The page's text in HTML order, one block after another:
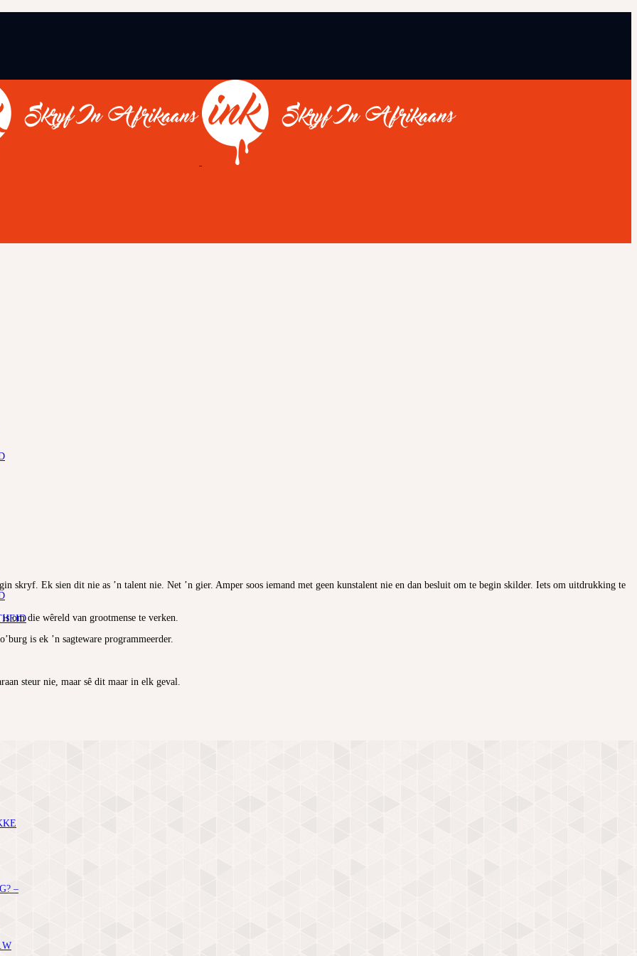
–
skryf. Ek sien dit nie as ’n talent nie. Net ’n gier. Amper soos iemand met geen kunstalent nie en dan besluit om te begin skilder. Iets om uitdrukking te
om die wêreld van grootmense te verken.
is ek ’n sagteware programmeerder.
steur nie, maar sê dit maar in elk geval.